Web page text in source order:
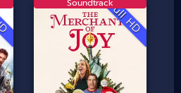
Full HD
Soundtrack